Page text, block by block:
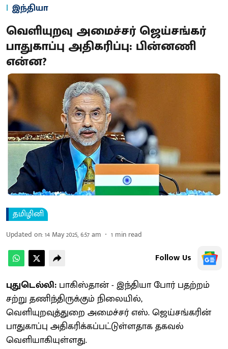
இந்தியா
வெளியுறவு அமைச்சர் ஜெய்சங்கர்
பாதுகாப்பு அதிகரிப்பு: பின்னணி
என்ன?
தமிழினி
Updated on:14 May 2025, 6:57 am 1 min read
Follow Us
புதுடெல்லி: பாகிஸ்தான் - இந்தியா போர் பதற்றம்
சற்று தணிந்திருக்கும் நிலையில்,
வெளியுறவுத்துறை அமைச்சர் எஸ். ஜெய்சங்கரின்
பாதுகாப்பு அதிகரிக்கப்பட்டுள்ளதாக தகவல்
வெளியாகியுள்ளது.